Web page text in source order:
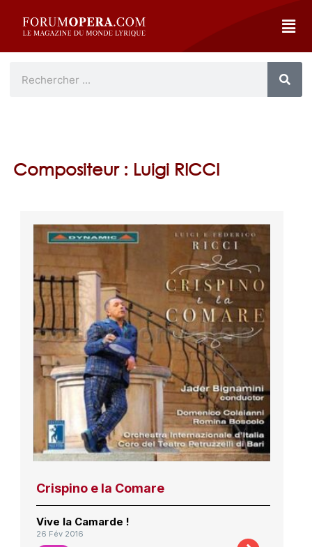
Compositeur : Luigi RICCI
Crispino e la Comare
Vive la Camarde !
26 Fév 2016